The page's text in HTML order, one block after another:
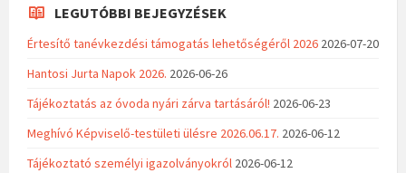
LEGUTÓBBI BEJEGYZÉSEK
Értesítő tanévkezdési támogatás lehetőségéről 2026 2026-07-20
Hantosi Jurta Napok 2026. 2026-06-26
Tájékoztatás az óvoda nyári zárva tartásáról! 2026-06-23
Meghívó Képviselő-testületi ülésre 2026.06.17. 2026-06-12
Tájékoztató személyi igazolványokról 2026-06-12